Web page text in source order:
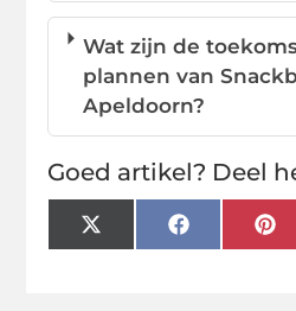
Wat zijn de
plannen van
Apeldoorn?
Goed artikel? Deel
X
(Twitter)
Facebook